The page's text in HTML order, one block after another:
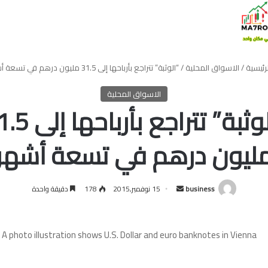
/الاسواق المحلية/“الوثبة” تتراجع بأرباحها إلى 31.5 مليون درهم في تسعة أشهر
الاسواق المحلية
“الوثبة”
درهم في تسعة
business
أرسل 15 نوفمبر,2015 178 دقيقة واحدة